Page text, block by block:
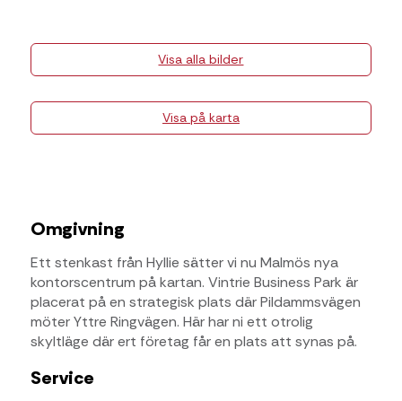
Visa alla bilder
Visa på karta
Omgivning
Ett stenkast från Hyllie sätter vi nu Malmös nya
kontorscentrum på kartan. Vintrie Business Park är
placerat på en strategisk plats där Pildammsvägen
möter Yttre Ringvägen. Här har ni ett otrolig
skyltläge där ert företag får en plats att synas på.
Service